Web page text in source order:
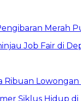
Merah